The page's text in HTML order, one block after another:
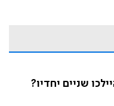
– היילכו שניים יחדיו?